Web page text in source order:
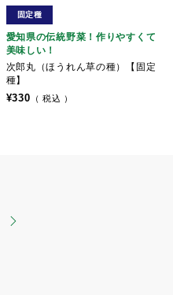
愛知県の伝統野菜！作りやすくて
美味しい！
次郎丸（ほうれん草の種）【固定
種】
固定種
¥330 税込